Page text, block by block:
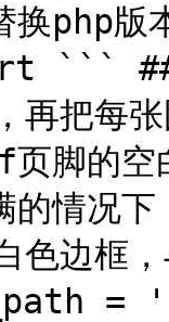
替换
``` ##
再把每
页脚的
的情况
色边
=